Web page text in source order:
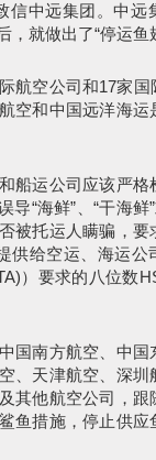
信中远集团。中远
就做出了“停运鱼
航空公司和17家
空和中国远洋海运
船运公司应该严格
“海鲜”、“干海鲜
被托运人瞒骗，要
供给空运、海运公
）要求的八位数
国南方航空、中国
、天津航空、深圳
其他航空公司，跟
鱼措施，停止供应